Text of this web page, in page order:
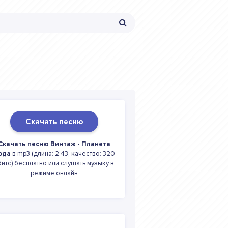
Скачать песню
песню Винтаж - Планета
в mp3 (длина: 2:43, качество: 320
бесплатно или слушать музыку в
режиме онлайн